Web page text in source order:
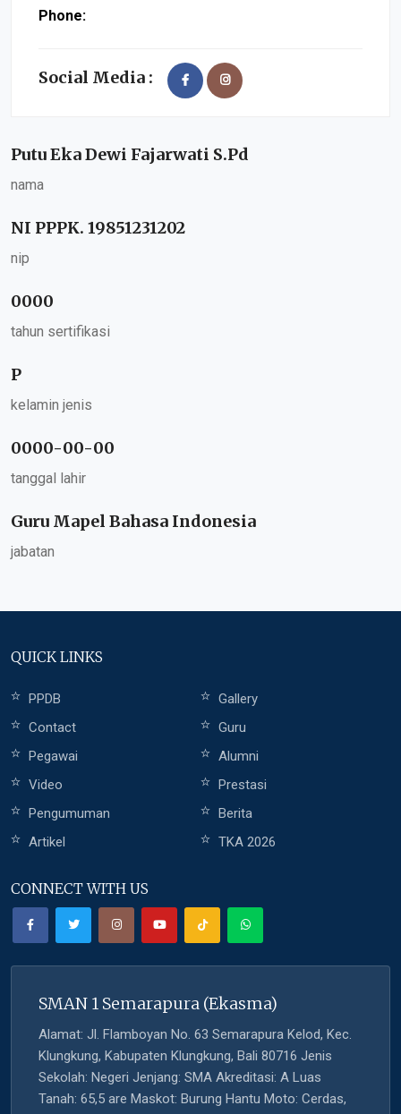
Phone:
Social Media :
Putu Eka Dewi Fajarwati S.Pd
nama
NI PPPK. 19851231202
nip
0000
tahun sertifikasi
P
kelamin jenis
0000-00-00
tanggal lahir
Guru Mapel Bahasa Indonesia
jabatan
QUICK LINKS
PPDB
Gallery
Contact
Guru
Pegawai
Alumni
Video
Prestasi
Pengumuman
Berita
Artikel
TKA 2026
CONNECT WITH US
SMAN 1 Semarapura (Ekasma)
Alamat: Jl. Flamboyan No. 63 Semarapura Kelod, Kec.
Klungkung, Kabupaten Klungkung, Bali 80716 Jenis
Sekolah: Negeri Jenjang: SMA Akreditasi: A Luas
Tanah: 65,5 are Maskot: Burung Hantu Moto: Cerdas,